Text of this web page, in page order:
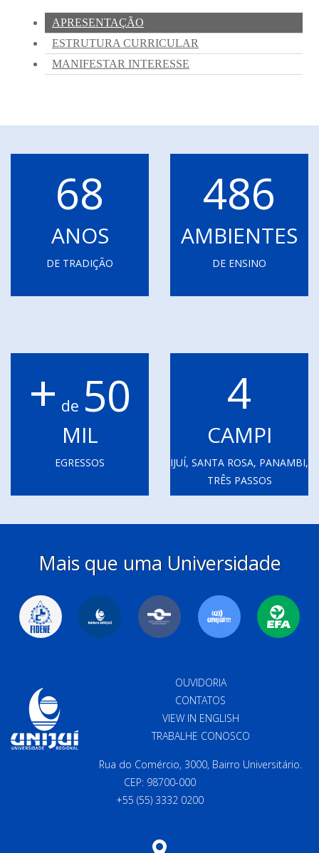
68
ANOS
DE TRADIÇÃO
486
AMBIENTES
DE ENSINO
+ de 50
MIL
EGRESSOS
4
CAMPI
IJUÍ, SANTA ROSA, PANAMBI,
TRÊS PASSOS
Mais que uma Universidade
OUVIDORIA
CONTATOS
VIEW IN ENGLISH
TRABALHE CONOSCO
Rua do Comércio, 3000, Bairro Universitário.
CEP: 98700-000
+55 (55) 3332 0200